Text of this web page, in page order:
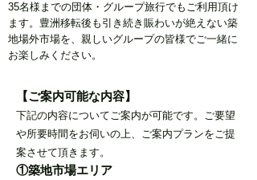
35名様までの団体・グループ旅行でもご利用頂け
ます。​豊洲移転後も引き続き賑わいが絶えない築
地場外市場を、親しいグループの皆様でご一緒に
お楽しみください。
【ご案内可能な内容】
下記の内容についてご案内が可能です。ご要望
や所要時間をお伺いの上、ご案内プランをご提
案させて頂きます。
①築地市場エリア